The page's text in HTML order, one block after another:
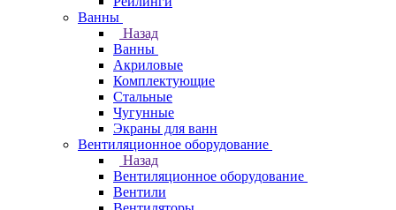
Ванны
Назад
Ванны
Акриловые
Комплектующие
Стальные
Чугунные
Экраны для ванн
Вентиляционное оборудование
Назад
Вентиляционное оборудование
Вентили